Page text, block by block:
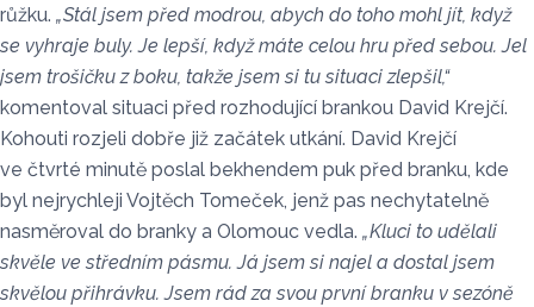
růžku. „Stál jsem před modrou, abych do toho mohl jít, když
se vyhraje buly. Je lepší, když máte celou hru před sebou. Jel
jsem trošičku z boku, takže jsem si tu situaci zlepšil,“
komentoval situaci před rozhodující brankou David Krejčí.
Kohouti rozjeli dobře již začátek utkání. David Krejčí
ve čtvrté minutě poslal bekhendem puk před branku, kde
byl nejrychleji Vojtěch Tomeček, jenž pas nechytatelně
nasměroval do branky a Olomouc vedla. „Kluci to udělali
skvěle ve středním pásmu. Já jsem si najel a dostal jsem
skvělou přihrávku. Jsem rád za svou první branku v sezóně